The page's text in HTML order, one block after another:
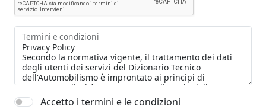
Termini e condizioni
Accetto i termini e le condizioni